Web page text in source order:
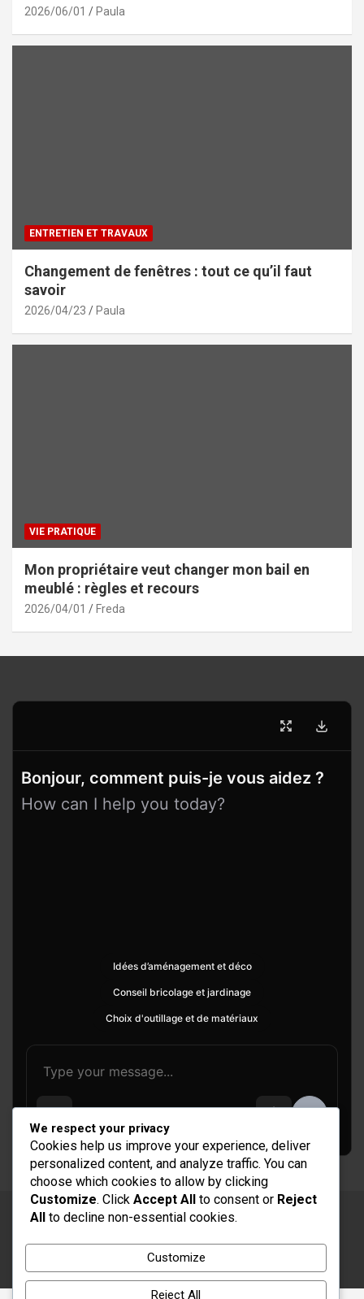
2026/06/01 Paula
ENTRETIEN ET TRAVAUX
Changement de fenêtres : tout ce qu’il faut
savoir
2026/04/23 Paula
VIE PRATIQUE
Mon propriétaire veut changer mon bail en
meublé : règles et recours
2026/04/01 Freda
Bonjour, comment puis-je vous aidez ?
How can I help you today?
Idées d’aménagement et déco
Conseil bricolage et jardinage
Choix d'outillage et de matériaux
Copyright © 2026Rénovation et Décoration
Thème par :Theme Horse
Fièrement propulsé par :
We respect your privacy
Cookies help us improve your experience, deliver
personalized content, and analyze traffic. You can
choose which cookies to allow by clicking
Customize. Click Accept All to consent or Reject
All to decline non-essential cookies.
Customize
Reject All